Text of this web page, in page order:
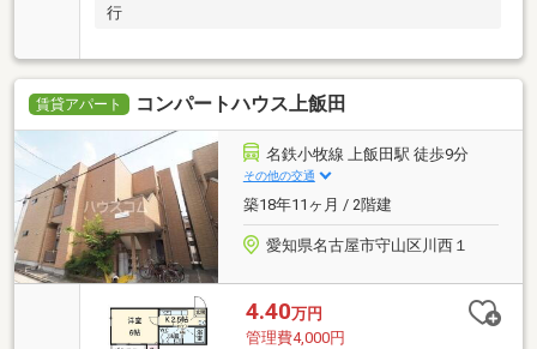
行
賃貸アパート コンパートハウス上飯田
名鉄小牧線 上飯田駅 徒歩9分
その他の交通
築18年11ヶ月 / 2階建
愛知県名古屋市守山区川西１
4.40万円
管理費4,000円